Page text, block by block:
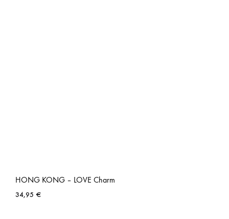
HONG KONG – LOVE Charm
34,95 €